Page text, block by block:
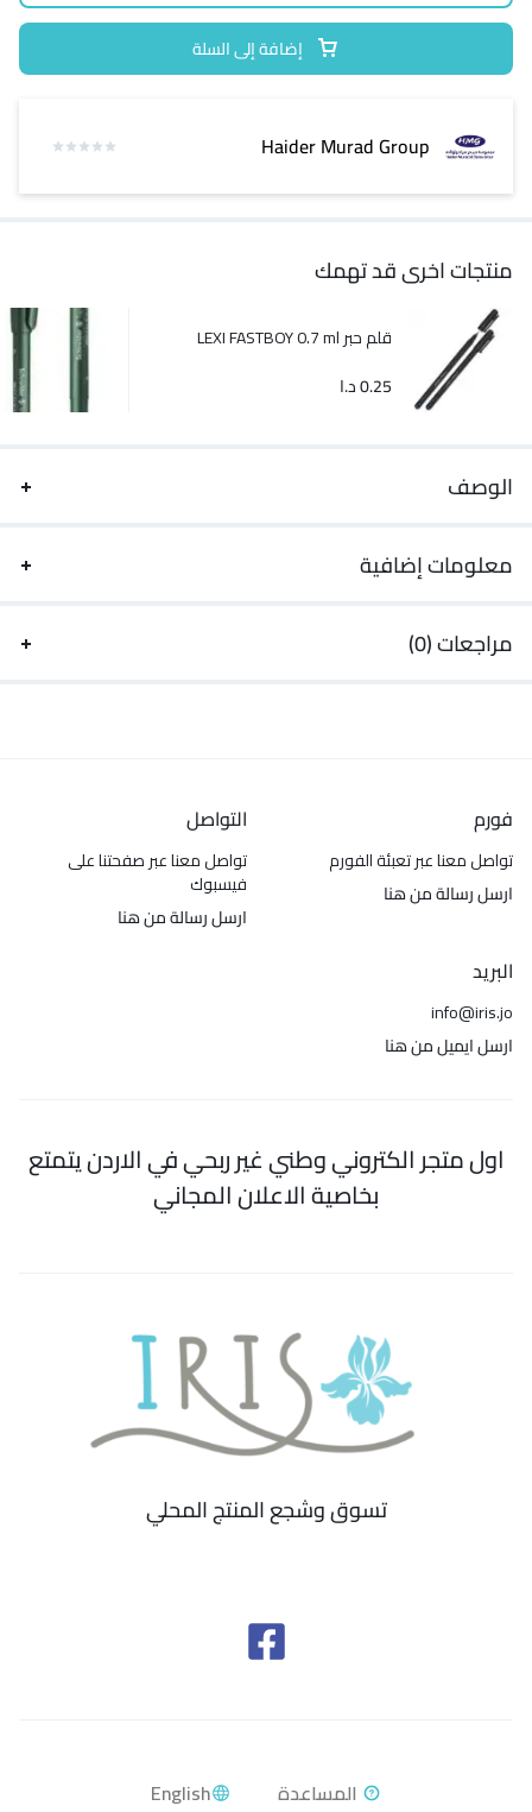
إضافة إلى السلة
Haider Murad Group
منتجات اخرى قد تهمك
قلم حبر LEXI FASTBOY 0.7 ml
0.25د.ا
الوصف
معلومات إضافية
مراجعات (0)
فورم
تواصل معنا عبر تعبئة الفورم
ارسل رسالة من هنا
التواصل
تواصل معنا عبر صفحتنا على
فيسبوك
ارسل رسالة من هنا
البريد
info@iris.jo
ارسل ايميل من هنا
اول متجر الكتروني وطني غير ربحي في الاردن يتمتع
بخاصية الاعلان المجاني
تسوق وشجع المنتج المحلي
English